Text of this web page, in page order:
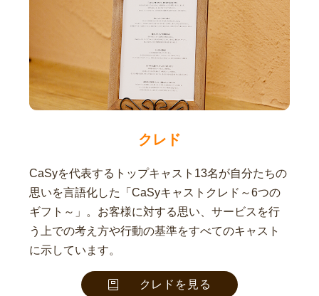
クレド
CaSyを代表するトップキャスト13名が自分たちの
思いを言語化した「CaSyキャストクレド～6つの
ギフト～」。お客様に対する思い、サービスを行
う上での考え方や行動の基準をすべてのキャスト
に示しています。
クレドを見る